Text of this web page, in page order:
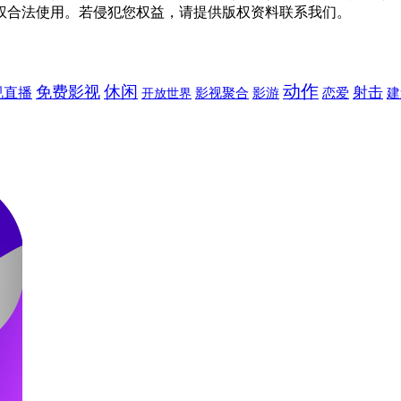
法使用。若侵犯您权益，请提供版权资料联系我们。
直播 免费影视 休闲 开放世界 影视聚合 影游 动作 恋爱 射击